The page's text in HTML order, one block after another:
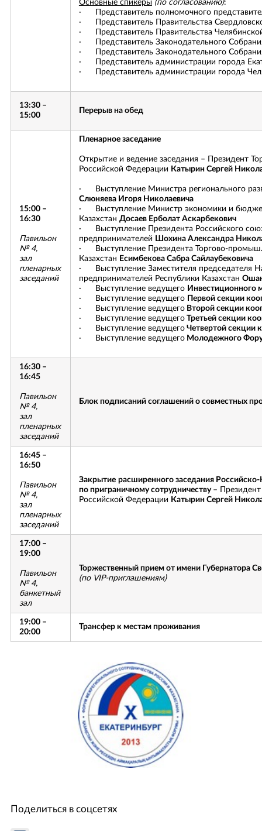
Основные спикеры (по согласованию):
· Представитель полномочного
· Представитель Правительства
· Представитель Правительства
· Представитель Законодательного
· Представитель Законодательного
· Представитель администрации города
· Представитель администрации города
13:30 –
15:00
Перерыв на обед
15:00 –
16:30
Павильон
№ 4,
зал
пленарных
заседаний
Пленарное заседание
Открытие и ведение заседания – Президент
Российской Федерации Катырин Сергей
· Выступление Министра регионального
Слюняева Игоря Николаевича
· Выступление Министр экономики и
Казахстан Досаев Ерболат Аскарбекович
· Выступление Президента Российского
предпринимателей Шохина Александра
· Выступление Президента Торгово-
Казахстан Есимбекова Сабра Сайлаубековича
· Выступление Заместителя председателя
предпринимателей Республики Казахстан
· Выступление ведущего Инвестиционного
· Выступление ведущего Первой секции
· Выступление ведущегоВторой секции
· Выступление ведущегоТретьей секции
· Выступление ведущегоЧетвертой секции
· Выступление ведущегоМолодежного
16:30 –
16:45
Павильон
№ 4,
зал
пленарных
заседаний
Блок подписаний соглашений о совместных
16:45 –
16:50
Павильон
№ 4,
зал
пленарных
заседаний
Закрытие расширенного заседания
по приграничному сотрудничеству –
Российской Федерации Катырин Сергей
17:00 –
19:00
Павильон
№ 4,
банкетный
зал
Торжественный прием от имени Губернатора
(по VIP-приглашениям)
19:00 –
20:00
Трансфер к местам проживания
Поделиться в соцсетях